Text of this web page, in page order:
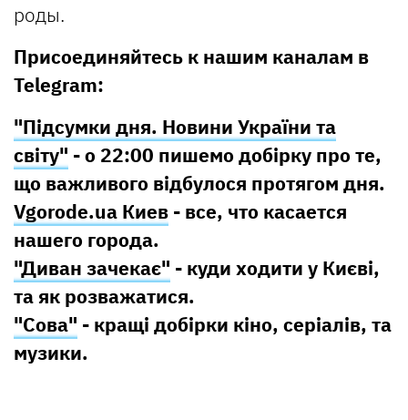
роды.
Присоединяйтесь к нашим каналам в
Telegram:
"Підсумки дня. Новини України та
світу" - о 22:00 пишемо добірку про те,
що важливого відбулося протягом дня.
Vgorode.ua Киев - все, что касается
нашего города.
"Диван зачекає" - куди ходити у Києві,
та як розважатися.
"Сова" - кращі добірки кіно, серіалів, та
музики.